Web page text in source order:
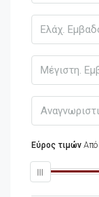
Εύρος τιμών Από